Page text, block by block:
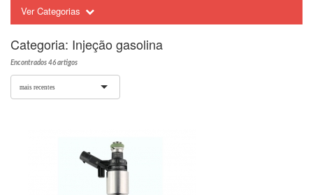
Ver Categorias
Categoria: Injeção gasolina
Encontrados 46 artigos
mais recentes